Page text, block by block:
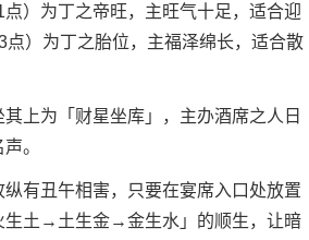
）为丁之帝旺，主旺气十足，适合迎
）为丁之胎位，主福泽绵长，适合散
上为「财星坐库」，主办酒席之人日
。
有丑午相害，只要在宴席入口处放置
生土→土生金→金生水」的顺生，让暗